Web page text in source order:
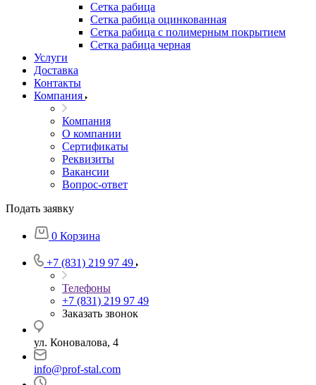
Сетка рабица
Сетка рабица оцинкованная
Сетка рабица с полимерным покрытием
Сетка рабица черная
Услуги
Доставка
Контакты
Компания
Компания
О компании
Сертификаты
Реквизиты
Вакансии
Вопрос-ответ
Подать заявку
0 Корзина
+7 (831) 219 97 49
Телефоны
+7 (831) 219 97 49
Заказать звонок
ул. Коновалова, 4
info@prof-stal.com